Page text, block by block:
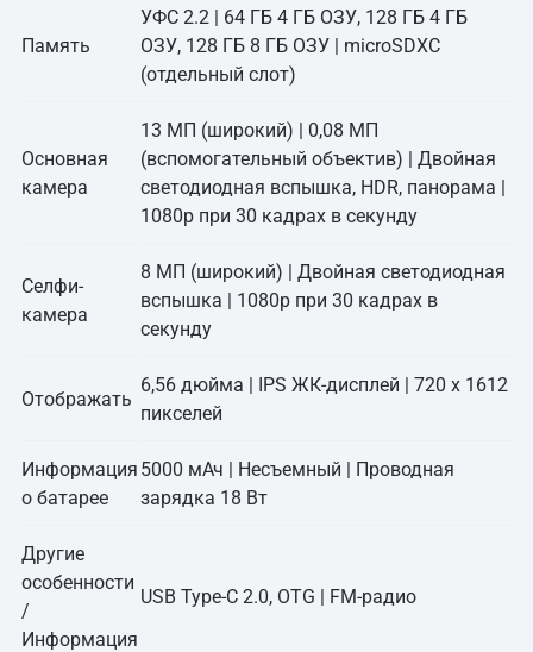
Память
УФС 2.2 | 64 ГБ 4 ГБ ОЗУ, 128 ГБ 4 ГБ
ОЗУ, 128 ГБ 8 ГБ ОЗУ | microSDXC
(отдельный слот)
Основная
камера
13 МП (широкий) | 0,08 МП
(вспомогательный объектив) | Двойная
светодиодная вспышка, HDR, панорама |
1080p при 30 кадрах в секунду
Селфи-
камера
8 МП (широкий) | Двойная светодиодная
вспышка | 1080p при 30 кадрах в
секунду
Отображать
6,56 дюйма | IPS ЖК-дисплей | 720 х 1612
пикселей
Информация
о батарее
5000 мАч | Несъемный | Проводная
зарядка 18 Вт
Другие
особенности
/
Информация
USB Type-C 2.0, OTG | FM-радио